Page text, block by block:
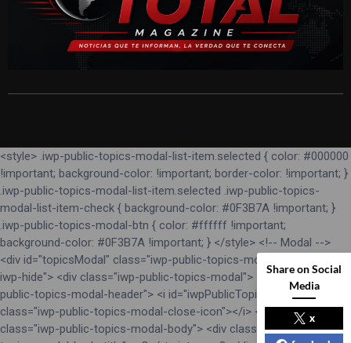
Share on Social
Media
x
<style> .iwp-public-topics-modal-list-item.selected { color: #000000
!important; background-color: !important; border-color: !important; }
.iwp-public-topics-modal-list-item.selected .iwp-public-topics-
modal-list-item-check { background-color: #0F3B7A !important; }
.iwp-public-topics-modal-btn { color: #ffffff !important;
background-color: #0F3B7A !important; } </style> <!-- Modal -->
<div id="topicsModal" class="iwp-public-topics-modal-backdrop
iwp-hide"> <div class="iwp-public-topics-modal"> <div class="iwp-
public-topics-modal-header"> <i id="iwpPublicTopicsModalClose"
class="iwp-public-topics-modal-close-icon"></i> </div> <div
class="iwp-public-topics-modal-body"> <div class="iwp-public-